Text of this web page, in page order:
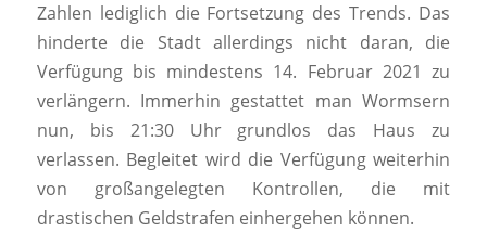
Zahlen lediglich die Fortsetzung des Trends. Das
hinderte die Stadt allerdings nicht daran, die
Verfügung bis mindestens 14. Februar 2021 zu
verlängern. Immerhin gestattet man Wormsern
nun, bis 21:30 Uhr grundlos das Haus zu
verlassen. Begleitet wird die Verfügung weiterhin
von großangelegten Kontrollen, die mit
drastischen Geldstrafen einhergehen können.